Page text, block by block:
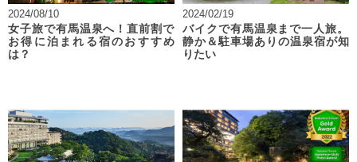
2024/08/10
女子旅で有馬温泉へ！直前割で
お得に泊まれる宿のおすすめ
は？
2024/02/19
バイクで有馬温泉まで一人旅。
静か＆駐車場ありの温泉宿が知
りたい